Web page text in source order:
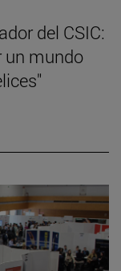
del CSIC:
un mundo